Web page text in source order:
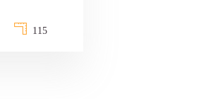
115